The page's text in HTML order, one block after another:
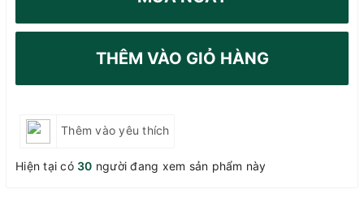
THÊM VÀO GIỎ HÀNG
Thêm vào yêu thích
Hiện tại có 30 người đang xem sản phẩm này